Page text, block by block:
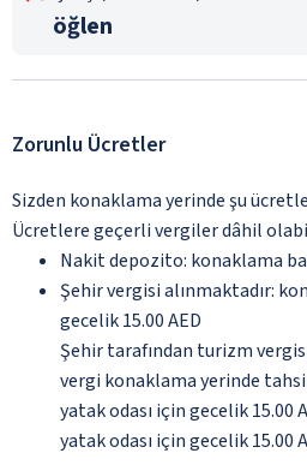
öğlen
Zorunlu Ücretler
Sizden konaklama yerinde şu
Ücretlere geçerli vergiler dâhil
Nakit depozito: konaklama
Şehir vergisi alınmaktadır:
gecelik 15.00 AED
Şehir tarafından turizm
vergi konaklama yerinde
yatak odası için gecelik 15.00
yatak odası için gecelik 15.00